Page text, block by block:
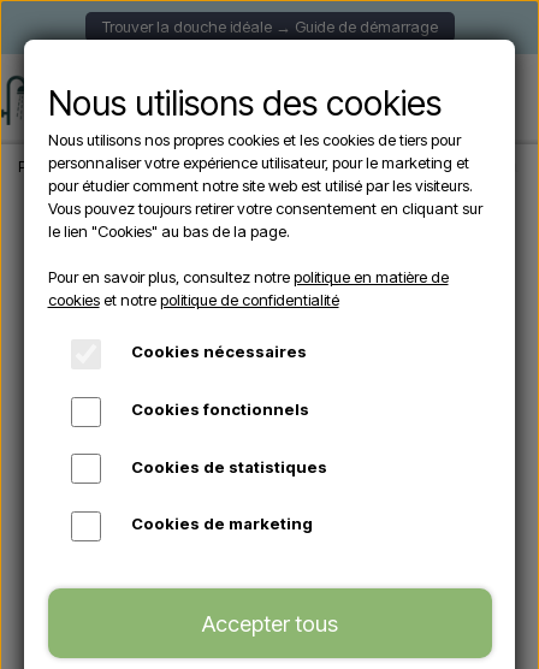
Trouver la douche idéale → Guide de démarrage
Page d'accueil Douche de Jardin Douches autoportantes Lussero –
Nous utilisons des cookies
Nous utilisons nos propres cookies et les cookies de tiers pour
personnaliser votre expérience utilisateur, pour le marketing et
pour étudier comment notre site web est utilisé par les visiteurs.
Vous pouvez toujours retirer votre consentement en cliquant sur
le lien "Cookies" au bas de la page.
Pour en savoir plus, consultez notrepolitique en matière de
cookieset notrepolitique de confidentialité
Cookies nécessaires
Cookies fonctionnels
Cookies de statistiques
Cookies de marketing
Accepter tous